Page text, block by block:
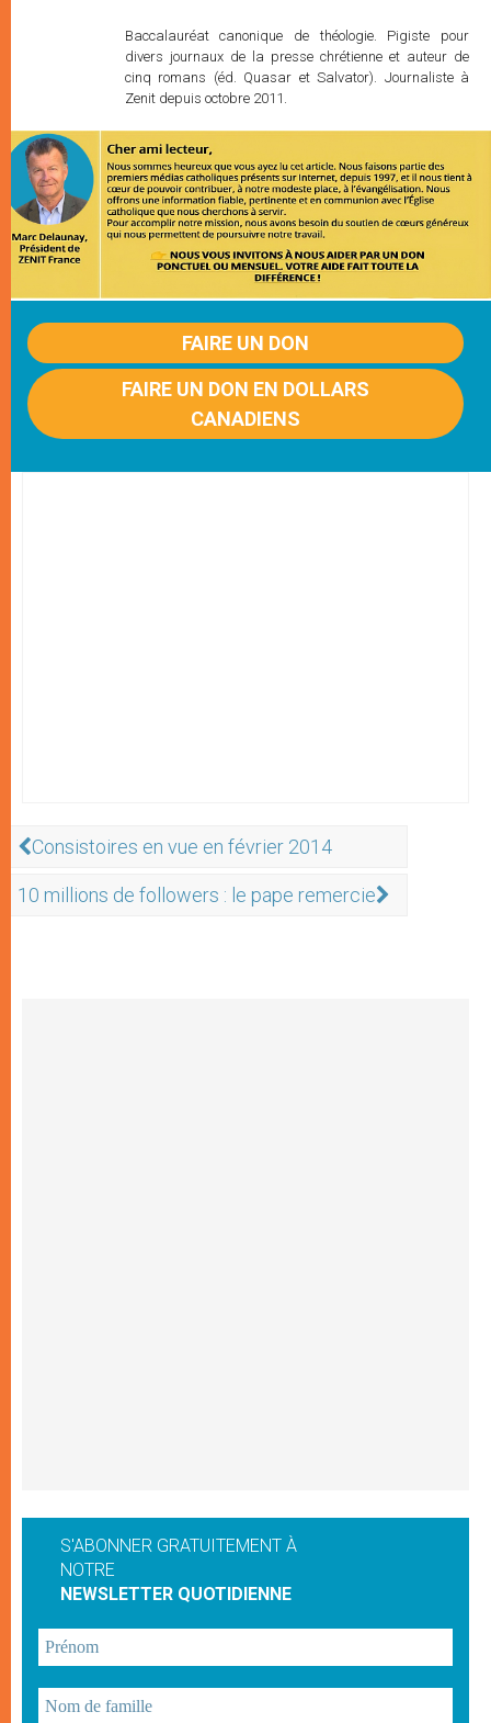
Baccalauréat canonique de théologie. Pigiste pour
divers journaux de la presse chrétienne et auteur de
cinq romans (éd. Quasar et Salvator). Journaliste à
Zenit depuis octobre 2011.
FAIRE UN DON
FAIRE UN DON EN DOLLARS
CANADIENS
Consistoires en vue en février 2014
10 millions de followers : le pape remercie
S'ABONNER GRATUITEMENT À
NOTRE
NEWSLETTER QUOTIDIENNE